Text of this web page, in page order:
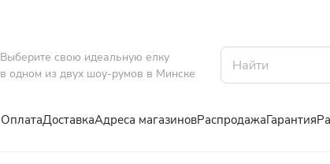
Выберите свою идеальную елку
в одном из двух шоу-румов в Минске
ОплатаДоставкаАдреса магазиновРаспродажаГарантия